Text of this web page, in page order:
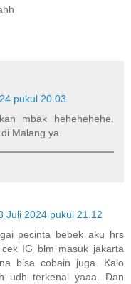
pukul 20.03
mbak hehehehehe.
Malang ya.
Juli 2024 pukul 21.12
pecinta bebek aku hrs
IG blm masuk jakarta
bisa cobain juga. Kalo
udh terkenal yaaa. Dan